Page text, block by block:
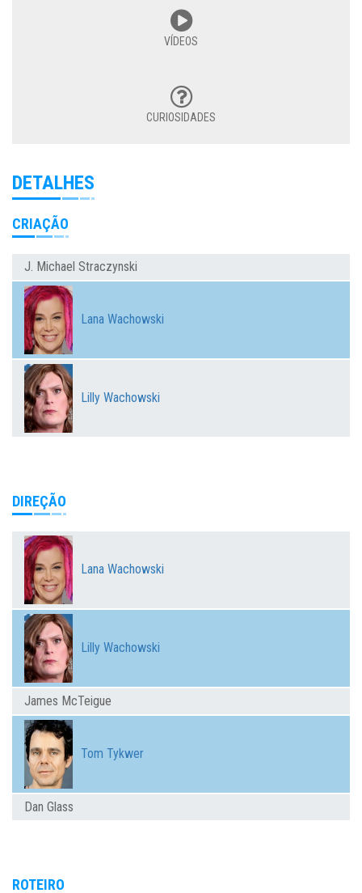
VÍDEOS
CURIOSIDADES
DETALHES
CRIAÇÃO
J. Michael Straczynski
Lana Wachowski
Lilly Wachowski
DIREÇÃO
Lana Wachowski
Lilly Wachowski
James McTeigue
Tom Tykwer
Dan Glass
ROTEIRO